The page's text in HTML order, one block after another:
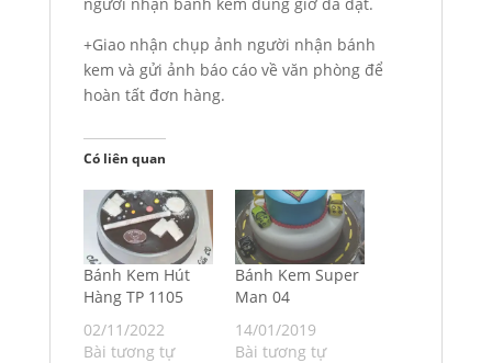
người nhận bánh kem đúng giờ đã đặt.
+Giao nhận chụp ảnh người nhận bánh
kem và gửi ảnh báo cáo về văn phòng để
hoàn tất đơn hàng.
Có liên quan
Bánh Kem Hút
Hàng TP 1105
02/11/2022
Bài tương tự
Bánh Kem Super
Man 04
14/01/2019
Bài tương tự